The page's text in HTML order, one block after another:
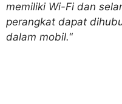
memiliki Wi-Fi dan
perangkat dapat
dalam mobil.“